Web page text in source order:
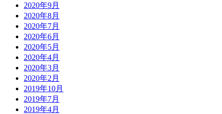
2020年9月
2020年8月
2020年7月
2020年6月
2020年5月
2020年4月
2020年3月
2020年2月
2019年10月
2019年7月
2019年4月